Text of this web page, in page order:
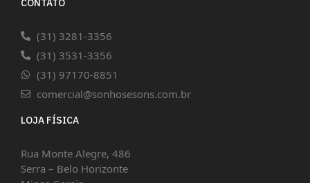
CONTATO
(31) 3281-3356
(31) 3531-3356
(31) 97170-8851
comercial@sonhosesons.com.br
LOJA FÍSICA
Rua Monte Alegre, 486
Serra – Belo Horizonte